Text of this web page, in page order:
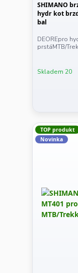
SHIMANO
hydr kot
bal
DEOREpro
prstáMTB/
Skladem 20
TOP produkt
Novinka